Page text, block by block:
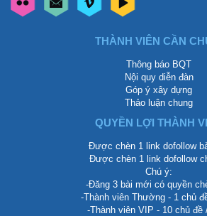
THÀNH VIÊN CẦN
Thông báo BQT
Nội quy diễn đàn
Góp ý xây dựng
Thảo luận chung
QUYỀN LỢI THÀNH
Được chèn 1 link dofollow
Được chèn 1 link dofollow
Chú ý:
-Đăng 3 bài mới có quyền
-Thành viên Thường - 1 chủ
-Thành viên VIP - 10 chủ đề